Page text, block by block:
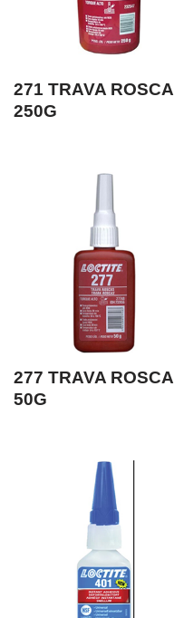
271 TRAVA ROSCA
250G
277 TRAVA ROSCA
50G